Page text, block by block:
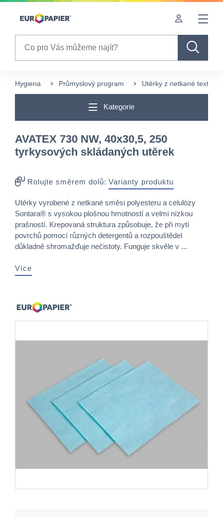
Table Of Content
Hygiena Průmyslový program Utěrky z netkané textílie
Kategorie
AVATEX 730 NW, 40x30,5, 250
tyrkysových skládaných utěrek
Rolujte směrem dolů: Varianty produktu
Utěrky vyrobené z netkané směsi polyesteru a celulózy
Sontara® s vysokou plošnou hmotností a velmi nízkou
prašností. Krepovaná struktura způsobuje, že při mytí
povrchů pomocí různých detergentů a rozpouštědel
důkladně shromažďuje nečistoty. Funguje skvěle v ...
Více